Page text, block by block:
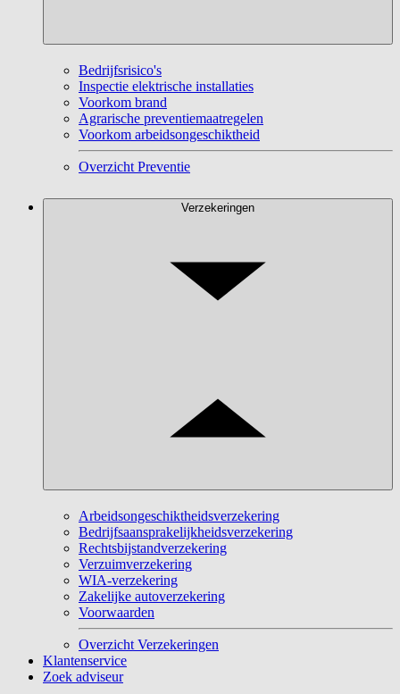
Bedrijfsrisico's
Inspectie elektrische installaties
Voorkom brand
Agrarische preventiemaatregelen
Voorkom arbeidsongeschiktheid
Overzicht Preventie
Verzekeringen
Arbeidsongeschiktheidsverzekering
Bedrijfsaansprakelijkheidsverzekering
Rechtsbijstandverzekering
Verzuimverzekering
WIA-verzekering
Zakelijke autoverzekering
Voorwaarden
Overzicht Verzekeringen
Klantenservice
Zoek adviseur